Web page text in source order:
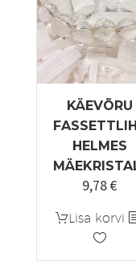
KÄEVÕRU
HELMES
Algne
oli:
11,50 €.
9,78€
on:
Lisa korvi